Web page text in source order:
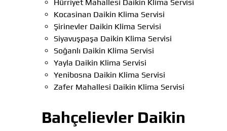
Hürriyet Mahallesi Daikin Klima Servisi
Kocasinan Daikin Klima Servisi
Şirinevler Daikin Klima Servisi
Siyavuşpaşa Daikin Klima Servisi
Soğanlı Daikin Klima Servisi
Yayla Daikin Klima Servisi
Yenibosna Daikin Klima Servisi
Zafer Mahallesi Daikin Klima Servisi
Bahçelievler Daikin